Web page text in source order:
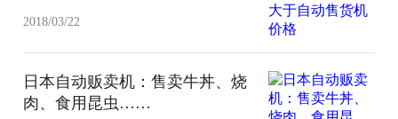
2018/03/22
日本自动贩卖机：售卖牛丼、烧
肉、食用昆虫……